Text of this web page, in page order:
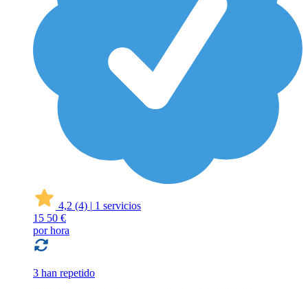
4,2 (4) | 1 servicios
15 50 €
por hora
3 han repetido